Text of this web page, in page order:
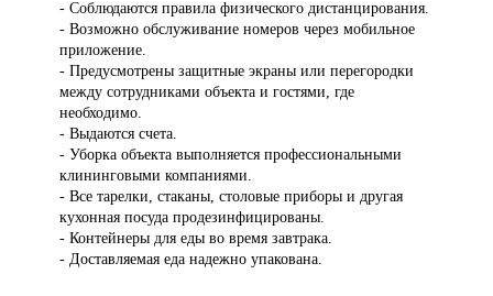
- Соблюдаются правила физического дистанцирования.
- Возможно обслуживание номеров через мобильное
приложение.
- Предусмотрены защитные экраны или перегородки
между сотрудниками объекта и гостями, где
необходимо.
- Выдаются счета.
- Уборка объекта выполняется профессиональными
клининговыми компаниями.
- Все тарелки, стаканы, столовые приборы и другая
кухонная посуда продезинфицированы.
- Контейнеры для еды во время завтрака.
- Доставляемая еда надежно упакована.